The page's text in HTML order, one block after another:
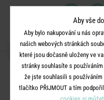
DALŠÍ
Aby vše
Aby bylo nakupování u nás
našich webových stránkách
které jsou dočasně uloženy ve
stránky souhlasíte s
že jste souhlasili s
tlačítko PŘIJMOUT a tím